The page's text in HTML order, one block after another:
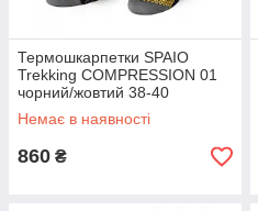
Термошкарпетки SPAIO
Trekking COMPRESSION 01
чорний/жовтий 38-40
(5901282514382)
Немає в наявності
860 ₴